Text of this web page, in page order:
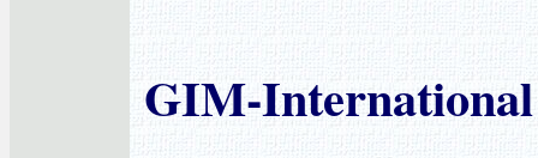
GIM-International